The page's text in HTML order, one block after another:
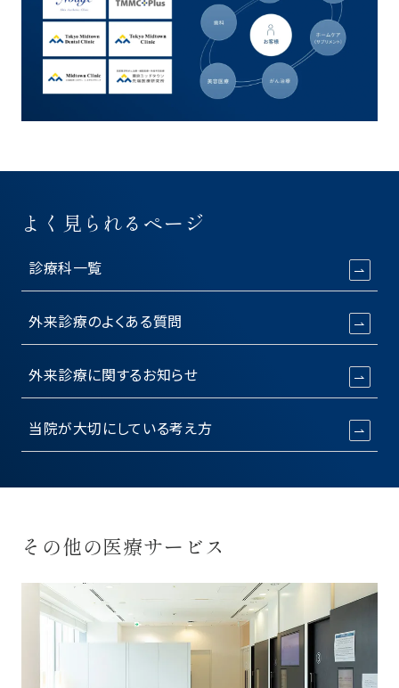
よく見られるページ
診療科一覧
外来診療のよくある質問
外来診療に関するお知らせ
当院が大切にしている考え方
その他の医療サービス